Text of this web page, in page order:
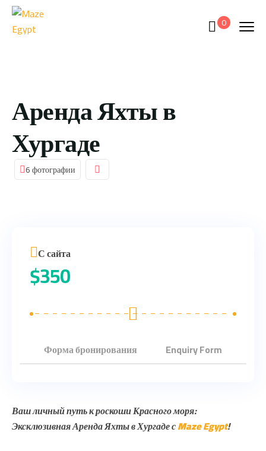
0
Аренда Яхты в
Хургаде
6 фотографии
Ваш личный путь к роскоши Красного моря:
Эксклюзивная Аренда Яхты в Хургаде сMaze Egypt!
С сайта
$350
Форма бронирования Enquiry Form